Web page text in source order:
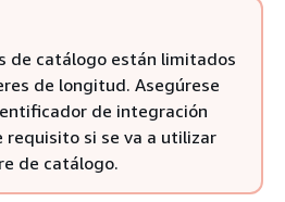
de catálogo están limitados
de longitud. Asegúrese
de integración
requisito si se va a utilizar
de catálogo.